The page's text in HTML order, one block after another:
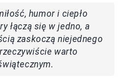
humor i ciepło
łączą się w jedno, a
zaskoczą niejednego
warto